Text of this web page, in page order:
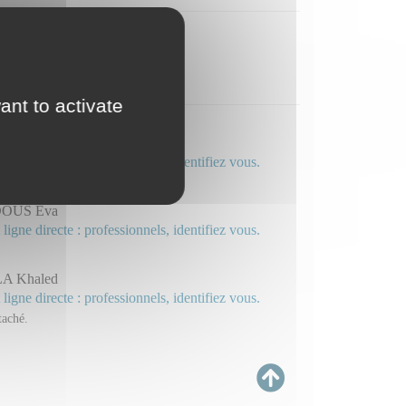
et ORL
Sofiane
directe : professionnels, identifiez vous.
Eva
directe : professionnels, identifiez vous.
Khaled
directe : professionnels, identifiez vous.
to activate